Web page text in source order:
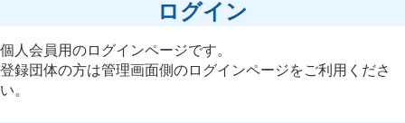
ログイン
個人会員用のログインページです。
登録団体の方は管理画面側のログインページをご利用くださ
い。